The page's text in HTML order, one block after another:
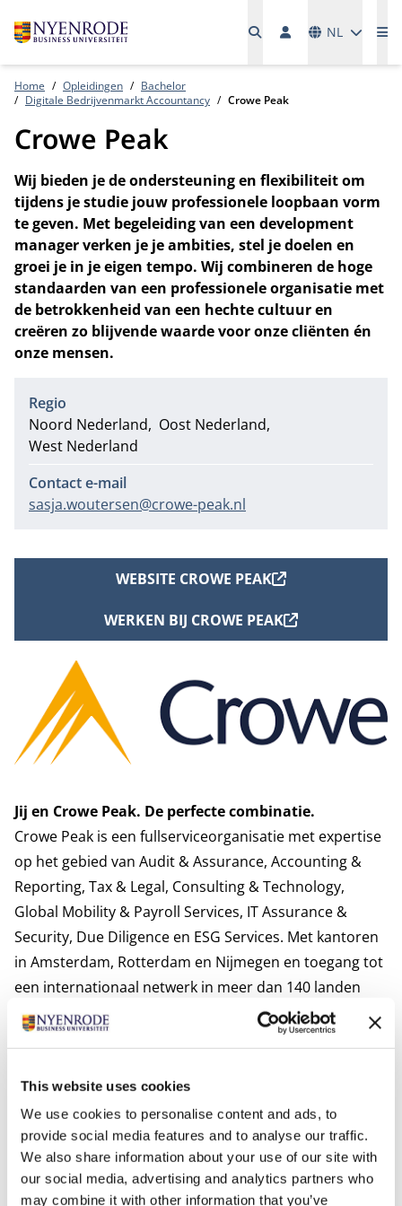
This website uses cookies
We use cookies to personalise content and ads, to
provide social media features and to analyse our traffic.
We also share information about your use of our site with
our social media, advertising and analytics partners who
may combine it with other information that you’ve
NL
Home Opleidingen
Bachelor
Digitale Bedrijvenmarkt Accountancy
Crowe Peak
Crowe Peak
Wij bieden je de ondersteuning en flexibiliteit om
tijdens je studie jouw professionele loopbaan vorm
te geven. Met begeleiding van een development
manager verken je je ambities, stel je doelen en
groei je in je eigen tempo. Wij combineren de hoge
standaarden van een professionele organisatie met
de betrokkenheid van een hechte cultuur en
creëren zo blijvende waarde voor onze cliënten én
onze mensen.
Regio
Noord Nederland
Oost Nederland
West Nederland
Contact e-mail
sasja.woutersen@crowe-peak.nl
WEBSITE CROWE PEAK
WERKEN BIJ CROWE PEAK
Jij en Crowe Peak. De perfecte combinatie.
Crowe Peak is een fullserviceorganisatie met expertise
op het gebied van Audit & Assurance, Accounting &
Reporting, Tax & Legal, Consulting & Technology,
Global Mobility & Payroll Services, IT Assurance &
Security, Due Diligence en ESG Services. Met kantoren
in Amsterdam, Rotterdam en Nijmegen en toegang tot
een internationaal netwerk in meer dan 140 landen
ondersteunen wij organisaties met (inter)nationale
ambities bij het nemen van beslissingen in een continu
Ons team van 175 professionals werkt in hechte,
informele teams met een sterke focus op
samenwerking. In juli 2025 hebben wij de krachten
gebundeld met de Jong & Laan, waarmee wij onze
slagkracht vergroten, onze dienstverlening versterken